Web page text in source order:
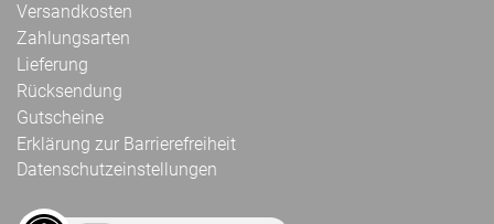
Versandkosten
Zahlungsarten
Lieferung
Rücksendung
Gutscheine
Erklärung zur Barrierefreiheit
Datenschutzeinstellungen